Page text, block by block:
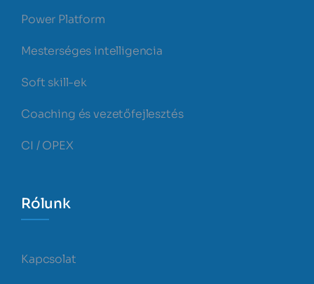
Power Platform
Mesterséges intelligencia
Soft skill-ek
Coaching és vezetőfejlesztés
CI / OPEX
Rólunk
Kapcsolat